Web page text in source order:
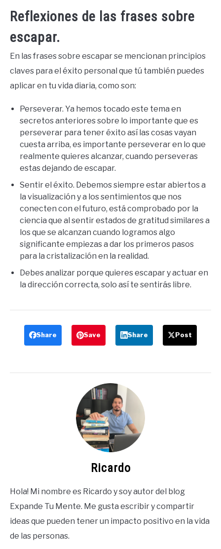
Reflexiones de las frases sobre
escapar.
En las frases sobre escapar se mencionan principios
claves para el éxito personal que tú también puedes
aplicar en tu vida diaria, como son:
Perseverar. Ya hemos tocado este tema en
secretos anteriores sobre lo importante que es
perseverar para tener éxito así las cosas vayan
cuesta arriba, es importante perseverar en lo que
realmente quieres alcanzar, cuando perseveras
estas dejando de escapar.
Sentir el éxito. Debemos siempre estar abiertos a
la visualización y a los sentimientos que nos
conecten con el futuro, está comprobado por la
ciencia que al sentir estados de gratitud similares a
los que se alcanzan cuando logramos algo
significante empiezas a dar los primeros pasos
para la cristalización en la realidad.
Debes analizar porque quieres escapar y actuar en
la dirección correcta, solo así te sentirás libre.
Share Save Share Post
Ricardo
Hola! Mi nombre es Ricardo y soy autor del blog
Expande Tu Mente. Me gusta escribir y compartir
ideas que pueden tener un impacto positivo en la vida
de las personas.